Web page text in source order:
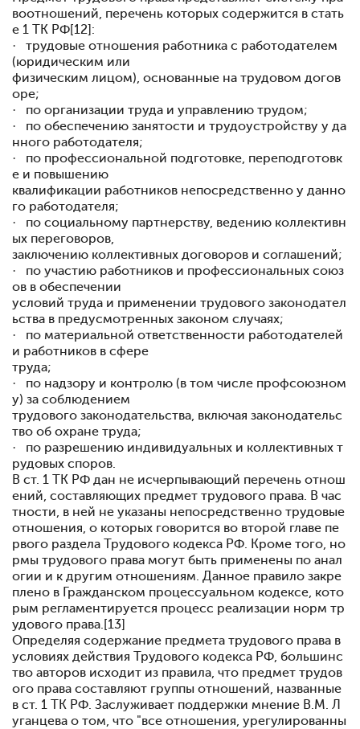
воотношений, перечень которых содержится в стать
е 1 ТК РФ[12]:
· трудовые отношения работника с работодателем
(юридическим или
физическим лицом), основанные на трудовом догов
оре;
· по организации труда и управлению трудом;
· по обеспечению занятости и трудоустройству у да
нного работодателя;
· по профессиональной подготовке, переподготовк
е и повышению
квалификации работников непосредственно у данно
го работодателя;
· по социальному партнерству, ведению коллективн
ых переговоров,
заключению коллективных договоров и соглашений;
· по участию работников и профессиональных союз
ов в обеспечении
условий труда и применении трудового законодател
ьства в предусмотренных законом случаях;
· по материальной ответственности работодателей
и работников в сфере
труда;
· по надзору и контролю (в том числе профсоюзном
у) за соблюдением
трудового законодательства, включая законодательс
тво об охране труда;
· по разрешению индивидуальных и коллективных т
рудовых споров.
В ст. 1 ТК РФ дан не исчерпывающий перечень отнош
ений, составляющих предмет трудового права. В час
тности, в ней не указаны непосредственно трудовые
отношения, о которых говорится во второй главе пе
рвого раздела Трудового кодекса РФ. Кроме того, но
рмы трудового права могут быть применены по анал
огии и к другим отношениям. Данное правило закре
плено в Гражданском процессуальном кодексе, кото
рым регламентируется процесс реализации норм тр
удового права.[13]
Определяя содержание предмета трудового права в
условиях действия Трудового кодекса РФ, большинс
тво авторов исходит из правила, что предмет трудов
ого права составляют группы отношений, названные
в ст. 1 ТК РФ. Заслуживает поддержки мнение В.М. Л
уганцева о том, что "все отношения, урегулированны